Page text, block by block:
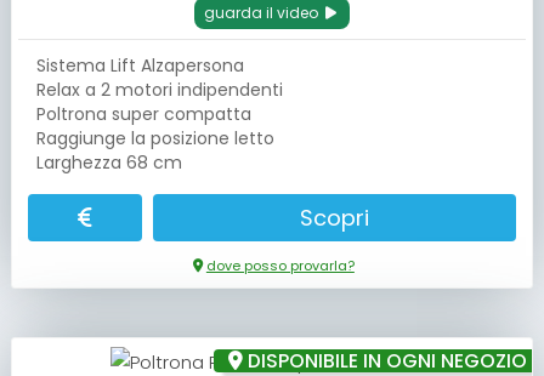
guarda il video
Sistema Lift Alzapersona
Relax a 2 motori indipendenti
Poltrona super compatta
Raggiunge la posizione letto
Larghezza 68 cm
Scopri
dove posso provarla?
DISPONIBILE IN OGNI NEGOZIO